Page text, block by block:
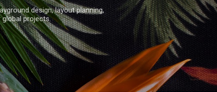
design, layout planning,
projects.